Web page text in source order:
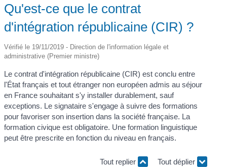
Qu'est-ce que le contrat
d'intégration républicaine (CIR) ?
Vérifié le 19/11/2019 - Direction de l'information légale et
administrative (Premier ministre)
Le contrat d'intégration républicaine (CIR) est conclu entre
l'État français et tout étranger non européen admis au séjour
en France souhaitant s'y installer durablement, sauf
exceptions. Le signataire s'engage à suivre des formations
pour favoriser son insertion dans la société française. La
formation civique est obligatoire. Une formation linguistique
peut être prescrite en fonction du niveau en français.
Tout replier Tout déplier